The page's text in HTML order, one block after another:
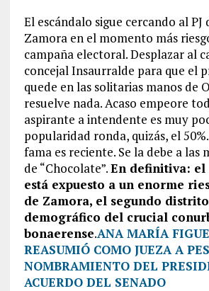
El escándalo sigue cercando al PJ
Zamora en el momento más
campaña electoral. Desplazar al
concejal Insaurralde para que el
quede en las solitarias manos de
resuelve nada. Acaso empeore
aspirante a intendente es muy
popularidad ronda, quizás, el
fama es reciente. Se la debe a las
de “Chocolate”.En definitiva:
está expuesto a un enorme
de Zamora, el segundo
demográfico del crucial
bonaerense.ANA MARÍA
REASUMIÓ COMO JUEZA A
NOMBRAMIENTO DEL
ACUERDO DEL SENADO